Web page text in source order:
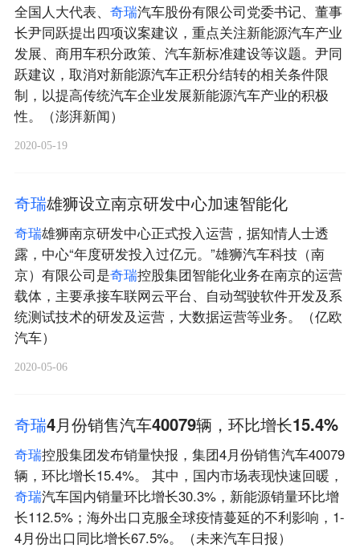
全国人大代表、 奇瑞汽车股份有限公司党委书记、董事
长尹同跃提出四项议案建议，重点关注新能源汽车产业
发展、商用车积分政策、汽车新标准建设等议题。尹同
跃建议，取消对新能源汽车正积分结转的相关条件限
制，以提高传统汽车企业发展新能源汽车产业的积极
性。（澎湃新闻）
2020-05-19
奇瑞雄狮设立南京研发中心加速智能化
奇瑞雄狮南京研发中心正式投入运营，据知情人士透
露，中心“年度研发投入过亿元。”雄狮汽车科技（南
京）有限公司是奇瑞控股集团智能化业务在南京的运营
载体，主要承接车联网云平台、自动驾驶软件开发及系
统测试技术的研发及运营，大数据运营等业务。（亿欧
汽车）
2020-05-06
奇瑞4月份销售汽车40079辆，环比增长15.4%
奇瑞控股集团发布销量快报，集团4月份销售汽车40079
辆，环比增长15.4%。 其中，国内市场表现快速回暖，
奇瑞汽车国内销量环比增长30.3%，新能源销量环比增
长112.5%；海外出口克服全球疫情蔓延的不利影响，1-
4月份出口同比增长67.5%。（未来汽车日报）